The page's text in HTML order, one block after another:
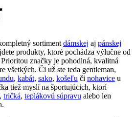
sortiment dámskej aj pánskej
produkty, ktoré pochádza výlučne od
značky je pohodlná, kvalitná
všetkých. Či už ste teda gentleman,
, kabát, sako, košeľu či nohavice u
tiež myslí na športujúcich, ktorí
, tričká, teplákovú súpravu alebo len